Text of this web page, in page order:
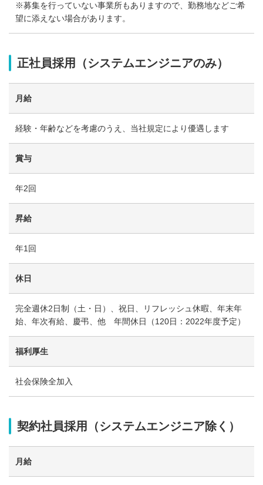
※募集を行っていない事業所もありますので、勤務地などご希
望に添えない場合があります。
正社員採用（システムエンジニアのみ）
月給
経験・年齢などを考慮のうえ、当社規定により優遇します
賞与
年2回
昇給
年1回
休日
完全週休2日制（土・日）、祝日、リフレッシュ休暇、年末年
始、年次有給、慶弔、他 年間休日（120日：2022年度予定）
福利厚生
社会保険全加入
契約社員採用（システムエンジニア除く）
月給